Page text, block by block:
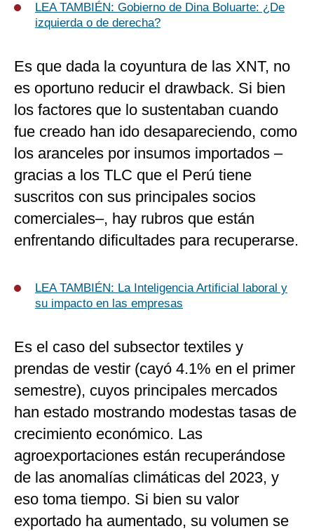
LEA TAMBIÉN: Gobierno de Dina Boluarte: ¿De
izquierda o de derecha?
Es que dada la coyuntura de las XNT, no
es oportuno reducir el drawback. Si bien
los factores que lo sustentaban cuando
fue creado han ido desapareciendo, como
los aranceles por insumos importados –
gracias a los TLC que el Perú tiene
suscritos con sus principales socios
comerciales–, hay rubros que están
enfrentando dificultades para recuperarse.
LEA TAMBIÉN: La Inteligencia Artificial laboral y
su impacto en las empresas
Es el caso del subsector textiles y
prendas de vestir (cayó 4.1% en el primer
semestre), cuyos principales mercados
han estado mostrando modestas tasas de
crecimiento económico. Las
agroexportaciones están recuperándose
de las anomalías climáticas del 2023, y
eso toma tiempo. Si bien su valor
exportado ha aumentado, su volumen se